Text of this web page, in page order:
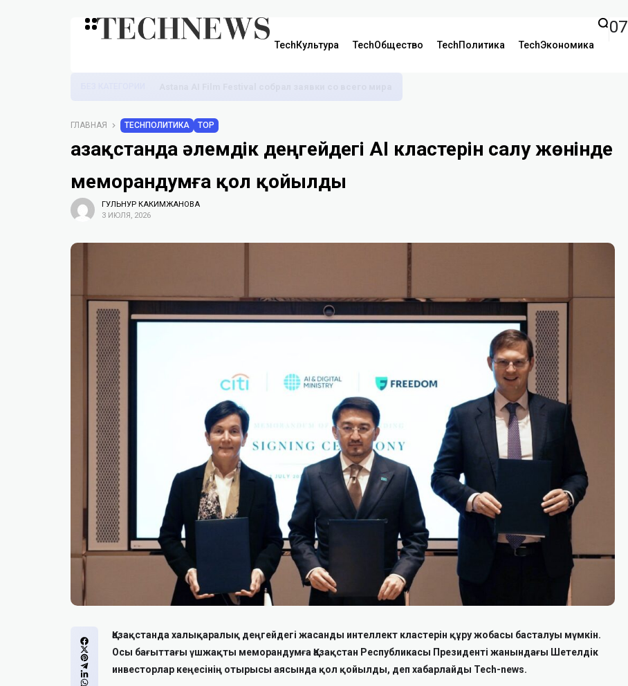
TechКультура TechОбщество TechПолитика TechЭкономика
07
ГЛАВНАЯ TECHПОЛИТИКА TOP
Қазақстанда әлемдік деңгейдегі AI кластерін салу жөнінде
меморандумға қол қойылды
ГУЛЬНУР КАКИМЖАНОВА
3 ИЮЛЯ, 2026
Қазақстанда халықаралық деңгейдегі жасанды интеллект кластерін құру жобасы басталуы мүмкін.
Осы бағыттағы үшжақты меморандумға Қазақстан Республикасы Президенті жанындағы Шетелдік
инвесторлар кеңесінің отырысы аясында қол қойылды, деп хабарлайды Tech-news.